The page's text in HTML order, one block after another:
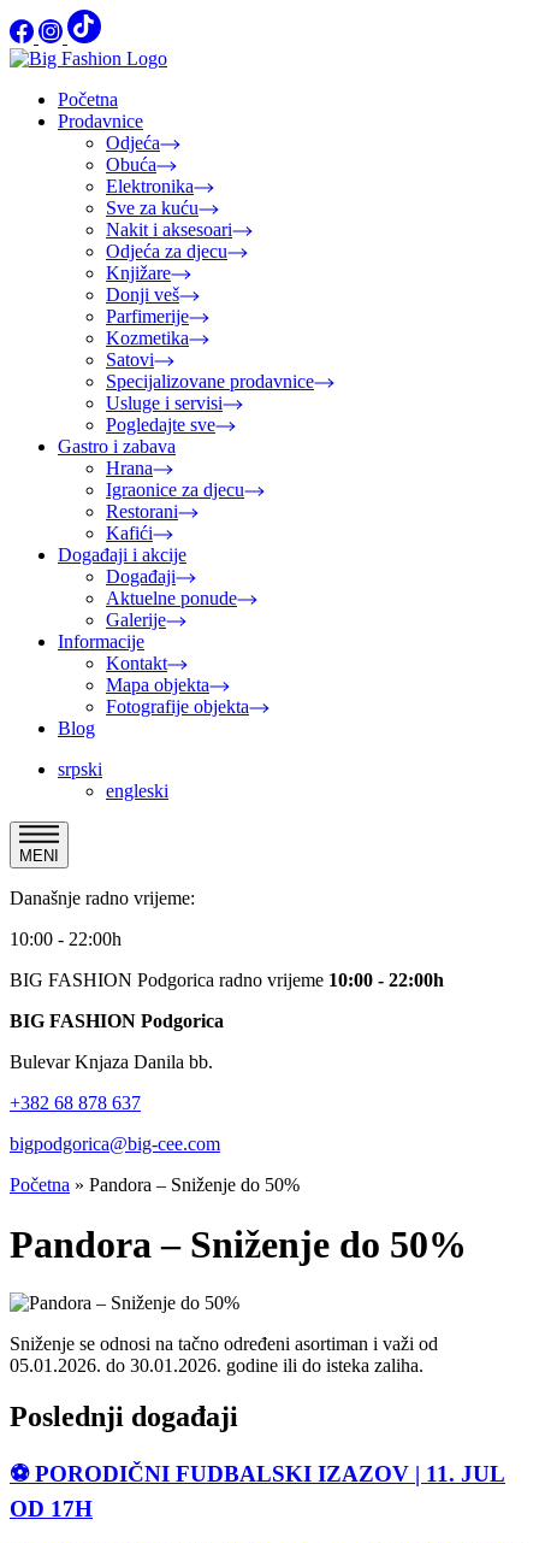
Početna
Prodavnice
Odjeća
Obuća
Elektronika
Sve za kuću
Nakit i aksesoari
Odjeća za djecu
Knjižare
Donji veš
Parfimerije
Kozmetika
Satovi
Specijalizovane prodavnice
Usluge i servisi
Pogledajte sve
Gastro i zabava
Hrana
Igraonice za djecu
Restorani
Kafići
Događaji i akcije
Događaji
Aktuelne ponude
Galerije
Informacije
Kontakt
Mapa objekta
Fotografije objekta
Blog
srpski
engleski
MENI
Današnje radno vrijeme:
10:00 - 22:00h
BIG FASHION Podgorica radno vrijeme 10:00 - 22:00h
BIG FASHION Podgorica
Bulevar Knjaza Danila bb.
+382 68 878 637
bigpodgorica@big-cee.com
Početna » Pandora – Sniženje do 50%
Pandora – Sniženje do 50%
Sniženje se odnosi na tačno određeni asortiman i važi od
05.01.2026. do 30.01.2026. godine ili do isteka zaliha.
Poslednji događaji
⚽ PORODIČNI FUDBALSKI IZAZOV | 11. JUL
OD 17H